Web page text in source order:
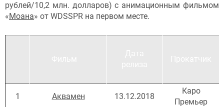
рублей/10,2 млн. долларов) с анимационным фильмом
«Моана» от WDSSPR на первом месте.
1 Аквамен 13.12.2018
Каро
Премьер